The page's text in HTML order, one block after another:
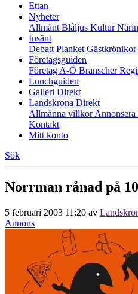
Ettan
Nyheter
Allmänt Blåljus Kultur
Insänt
Debatt Planket Gästkrönikor
Företagsguiden
Företag A-Ö Branscher
Lunchguiden
Galleri Direkt
Landskrona Direkt
Allmänna villkorAnnonsera
Kontakt
Mitt konto
Sök
Norrman rånad på
5 februari 2003 11:20 av
Annons